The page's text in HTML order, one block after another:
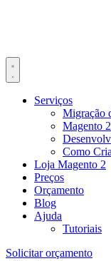
Serviços
Migração
Magento
Como
Loja Magento 2
Preços
Orçamento
Blog
Ajuda
Tutoriais
Solicitar orçamento